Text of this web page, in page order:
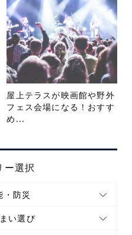
屋上テラスが映画館や野外
フェス会場になる！おすす
め...
ー選択
・防災
い選び